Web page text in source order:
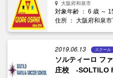
大阪府和泉市
対象年齢 ： 6 歳 ～
住所 ： 大阪府和泉
2019.06.13 スクール
ソルティーロ フ
庄校 -SOLTILO